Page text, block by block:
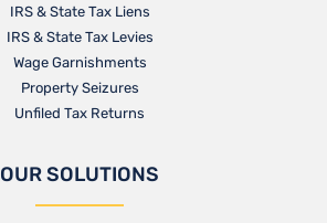
IRS & State Tax Liens
IRS & State Tax Levies
Wage Garnishments
Property Seizures
Unfiled Tax Returns
OUR SOLUTIONS